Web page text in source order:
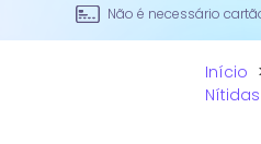
Não é necessário
Início
Nítidas